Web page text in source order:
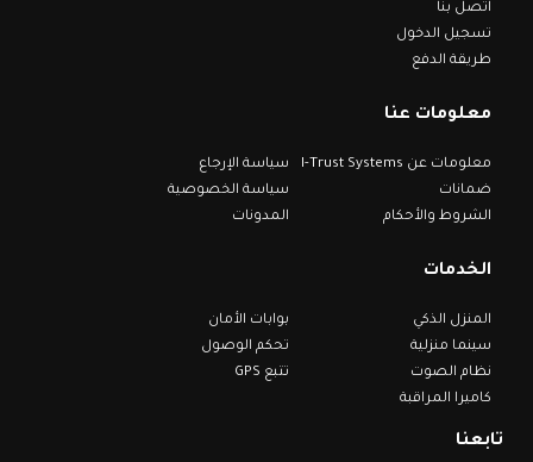
اتصل بنا
تسجيل الدخول
طريقة الدفع
معلومات عنا
معلومات عن I-Trust Systems
ضمانات
الشروط والأحكام
سياسة الإرجاع
سياسة الخصوصية
المدونات
الخدمات
المنزل الذكي
سينما منزلية
نظام الصوت
كاميرا المراقبة
بوابات الأمان
تحكم الوصول
تتبع GPS
تابعنا